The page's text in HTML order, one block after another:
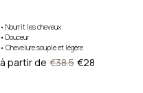
• Nourrit les cheveux
• Douceur
• Chevelure souple et légère
à partir de €38.5 €28